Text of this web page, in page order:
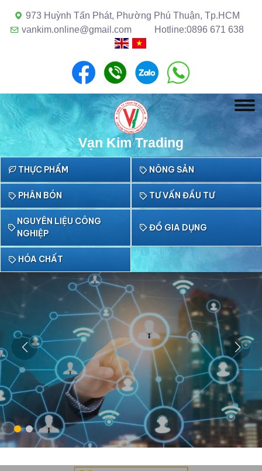
973 Huỳnh Tấn Phát, Phường Phú Thuận, Tp.HCM
vankim.online@gmail.com
Hotline:0896 671 638
Vạn Kim Trading
THỰC PHẨM NÔNG SẢN
PHÂN BÓN TƯ VẤN ĐẦU TƯ
NGUYÊN LIỆU CÔNG
NGHIỆP
ĐỒ GIA DỤNG
HÓA CHẤT